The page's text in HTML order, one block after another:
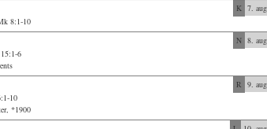
K 7.
8:1-10
N 8.
6
R 9.
10
*1900